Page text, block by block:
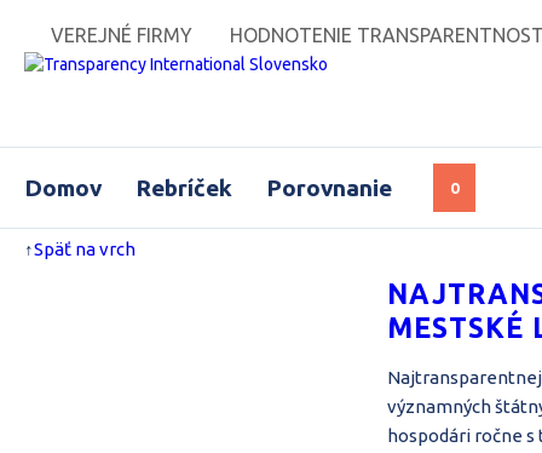
VEREJNÉ FIRMY HODNOTENIE
Domov Rebríček Porovnanie 0
↑Späť na vrch
MESTSKÉ
významných
hospodári ročne